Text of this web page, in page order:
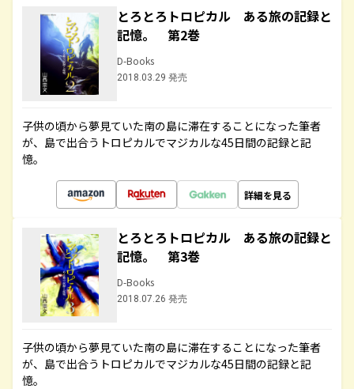
とろとろトロピカル ある旅の記録と
記憶。 第2巻
D-Books
2018.03.29 発売
子供の頃から夢見ていた南の島に滞在することになった筆者
が、島で出合うトロピカルでマジカルな45日間の記録と記
憶。
詳細を見る
とろとろトロピカル ある旅の記録と
記憶。 第3巻
D-Books
2018.07.26 発売
子供の頃から夢見ていた南の島に滞在することになった筆者
が、島で出合うトロピカルでマジカルな45日間の記録と記
憶。